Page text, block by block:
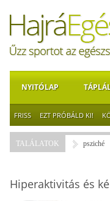
NYITÓLAP
FRISS EZT PRÓBÁLD KI!
TALÁLATOK psziché
Hiperaktivitás és